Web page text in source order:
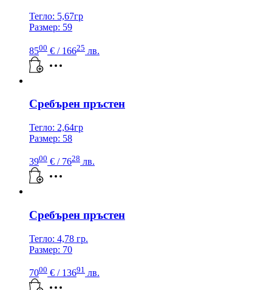
Тегло: 5,67гр
Размер: 59
8500 € / 16625 лв.
Сребърен пръстен
Тегло: 2,64гр
Размер: 58
3900 € / 7628 лв.
Сребърен пръстен
Тегло: 4,78 гр.
Размер: 70
7000 € / 13691 лв.